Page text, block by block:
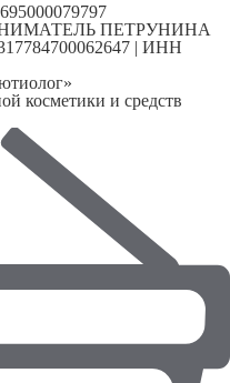
ПЕТРУНИНА
| ИНН
косметики и средств